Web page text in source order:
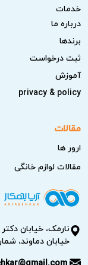
خدمات
درباره ما
برندها
ثبت درخواست
آموزش
privacy & policy
مقالات
ارور ها
مقالات لوازم خانگی
نارمک، خیابان
خیابان دماوند، شماره ۶۸ ،